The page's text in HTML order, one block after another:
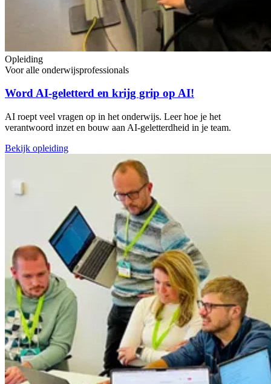
Opleiding
Voor alle onderwijsprofessionals
Word AI-geletterd en krijg grip op AI!
AI roept veel vragen op in het onderwijs. Leer hoe je het
verantwoord inzet en bouw aan AI-geletterdheid in je team.
Bekijk opleiding